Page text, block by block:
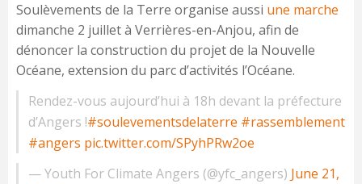
Soulèvements de la Terre organise aussi une marche
dimanche 2 juillet à Verrières-en-Anjou, afin de
dénoncer la construction du projet de la Nouvelle
Océane, extension du parc d’activités l’Océane.
Rendez-vous aujourd’hui à 18h devant la préfecture
d’Angers !#soulevementsdelaterre #rassemblement
#angers pic.twitter.com/SPyhPRw2oe
— Youth For Climate Angers (@yfc_angers) June 21,